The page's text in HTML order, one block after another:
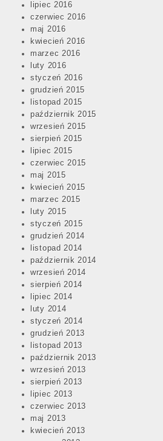
lipiec 2016
czerwiec 2016
maj 2016
kwiecień 2016
marzec 2016
luty 2016
styczeń 2016
grudzień 2015
listopad 2015
październik 2015
wrzesień 2015
sierpień 2015
lipiec 2015
czerwiec 2015
maj 2015
kwiecień 2015
marzec 2015
luty 2015
styczeń 2015
grudzień 2014
listopad 2014
październik 2014
wrzesień 2014
sierpień 2014
lipiec 2014
luty 2014
styczeń 2014
grudzień 2013
listopad 2013
październik 2013
wrzesień 2013
sierpień 2013
lipiec 2013
czerwiec 2013
maj 2013
kwiecień 2013